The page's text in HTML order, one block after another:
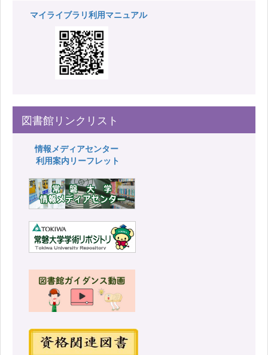
マイライブラリ利用マニュアル
図書館リンクリスト
情報メディアセンター
利用案内リーフレット